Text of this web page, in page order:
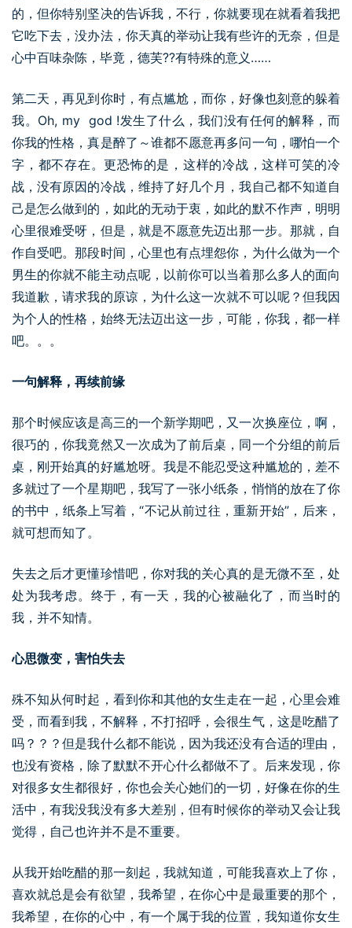
的，但你特别坚决的告诉我，不行，你就要现在就看着我把
它吃下去，没办法，你天真的举动让我有些许的无奈，但是
心中百味杂陈，毕竟，德芙??有特殊的意义……
第二天，再见到你时，有点尴尬，而你，好像也刻意的躲着
我。Oh, my god !发生了什么，我们没有任何的解释，而
你我的性格，真是醉了～谁都不愿意再多问一句，哪怕一个
字，都不存在。更恐怖的是，这样的冷战，这样可笑的冷
战，没有原因的冷战，维持了好几个月，我自己都不知道自
己是怎么做到的，如此的无动于衷，如此的默不作声，明明
心里很难受呀，但是，就是不愿意先迈出那一步。那就，自
作自受吧。那段时间，心里也有点埋怨你，为什么做为一个
男生的你就不能主动点呢，以前你可以当着那么多人的面向
我道歉，请求我的原谅，为什么这一次就不可以呢？但我因
为个人的性格，始终无法迈出这一步，可能，你我，都一样
吧。。。
一句解释，再续前缘
那个时候应该是高三的一个新学期吧，又一次换座位，啊，
很巧的，你我竟然又一次成为了前后桌，同一个分组的前后
桌，刚开始真的好尴尬呀。我是不能忍受这种尴尬的，差不
多就过了一个星期吧，我写了一张小纸条，悄悄的放在了你
的书中，纸条上写着，“不记从前过往，重新开始”，后来，
就可想而知了。
失去之后才更懂珍惜吧，你对我的关心真的是无微不至，处
处为我考虑。终于，有一天，我的心被融化了，而当时的
我，并不知情。
心思微变，害怕失去
殊不知从何时起，看到你和其他的女生走在一起，心里会难
受，而看到我，不解释，不打招呼，会很生气，这是吃醋了
吗？？？但是我什么都不能说，因为我还没有合适的理由，
也没有资格，除了默默不开心什么都做不了。后来发现，你
对很多女生都很好，你也会关心她们的一切，好像在你的生
活中，有我没我没有多大差别，但有时候你的举动又会让我
觉得，自己也许并不是不重要。
从我开始吃醋的那一刻起，我就知道，可能我喜欢上了你，
喜欢就总是会有欲望，我希望，在你心中是最重要的那个，
我希望，在你的心中，有一个属于我的位置，我知道你女生